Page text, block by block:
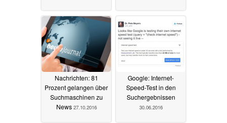
Nachrichten: 81
Prozent gelangen über
Suchmaschinen zu
News 27.10.2016
Google: Internet-
Speed-Test in den
Suchergebnissen
30.06.2016